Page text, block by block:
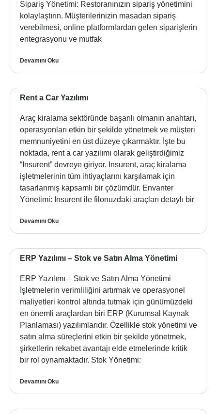
Sipariş Yönetimi: Restoranınızın sipariş yönetimini
kolaylaştırın. Müşterilerinizin masadan sipariş
verebilmesi, online platformlardan gelen siparişlerin
entegrasyonu ve mutfak
Devamını Oku
Rent a Car Yazılımı
Araç kiralama sektöründe başarılı olmanın anahtarı,
operasyonları etkin bir şekilde yönetmek ve müşteri
memnuniyetini en üst düzeye çıkarmaktır. İşte bu
noktada, rent a car yazılımı olarak geliştirdiğimiz
“Insurent” devreye giriyor. Insurent, araç kiralama
işletmelerinin tüm ihtiyaçlarını karşılamak için
tasarlanmış kapsamlı bir çözümdür. Envanter
Yönetimi: Insurent ile filonuzdaki araçları detaylı bir
Devamını Oku
ERP Yazılımı – Stok ve Satın Alma Yönetimi
ERP Yazılımı – Stok ve Satın Alma Yönetimi
İşletmelerin verimliliğini artırmak ve operasyonel
maliyetleri kontrol altında tutmak için günümüzdeki
en önemli araçlardan biri ERP (Kurumsal Kaynak
Planlaması) yazılımlarıdır. Özellikle stok yönetimi ve
satın alma süreçlerini etkin bir şekilde yönetmek,
şirketlerin rekabet avantajı elde etmelerinde kritik
bir rol oynamaktadır. Stok Yönetimi:
Devamını Oku